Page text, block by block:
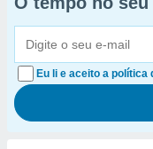
Eu li e aceito a política